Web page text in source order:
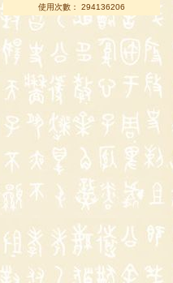
使用次數： 294136206